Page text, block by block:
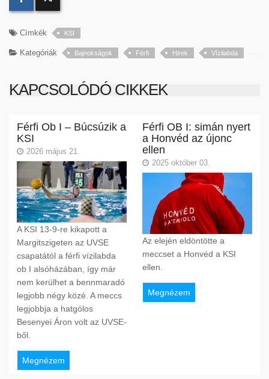
Címkék KSI
Kategóriák Bajnokságok Férfi Hirek Vízilabda
KAPCSOLÓDÓ CIKKEK
Férfi Ob I – Búcsúzik a
KSI
2026 május 21.
A KSI 13-9-re kikapott a
Margitszigeten az UVSE
csapatától a férfi vízilabda
ob I alsóházában, így már
nem kerülhet a bennmaradó
legjobb négy közé. A meccs
legjobbja a hatgólos
Besenyei Áron volt az UVSE-
ből.
Megnézem
Férfi OB I: simán nyert
a Honvéd az újonc
ellen
2025 október 03.
Az elején eldöntötte a
meccset a Honvéd a KSI
ellen.
Megnézem